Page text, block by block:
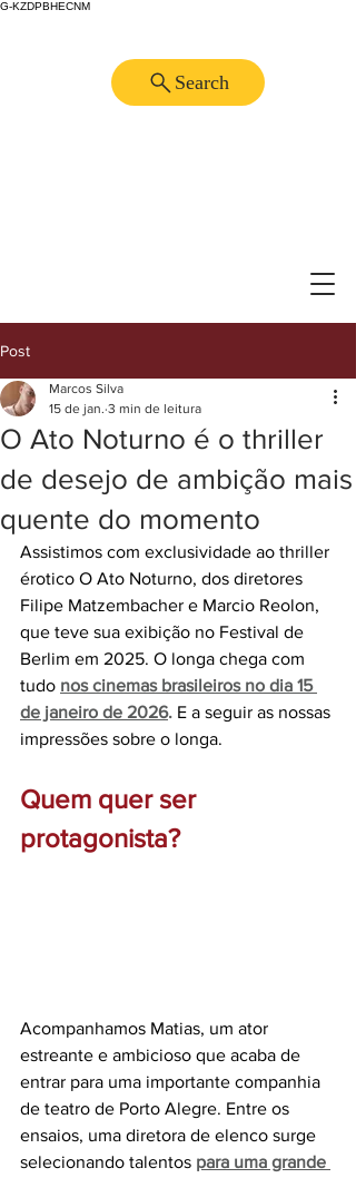
G-KZDPBHECNM
Search
Post
O Ato Noturno é o thriller
de desejo de ambição mais
quente do momento
Marcos Silva
15 de jan. 3 min de leitura
Assistimos com exclusividade ao thriller
érotico O Ato Noturno, dos diretores
Filipe Matzembacher e Marcio Reolon,
que teve sua exibição no Festival de
Berlim em 2025. O longa chega com
tudo nos cinemas brasileiros no dia 15
de janeiro de 2026. E a seguir as nossas
impressões sobre o longa.
Quem quer ser
protagonista?
Acompanhamos Matias, um ator
estreante e ambicioso que acaba de
entrar para uma importante companhia
de teatro de Porto Alegre. Entre os
ensaios, uma diretora de elenco surge
selecionando talentos para uma grande